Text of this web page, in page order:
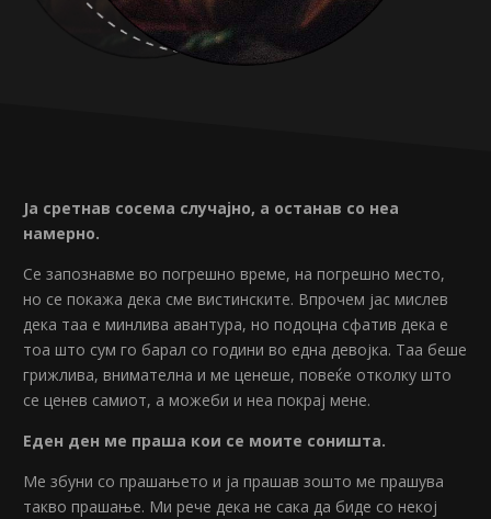
Ја сретнав сосема случајно, а останав со неа
намерно.
Се запознавме во погрешно време, на погрешно место,
но се покажа дека сме вистинските. Впрочем јас мислев
дека таа е минлива авантура, но подоцна сфатив дека е
тоа што сум го барал со години во една девојка. Таа беше
грижлива, внимателна и ме ценеше, повеќе отколку што
се ценев самиот, а можеби и неа покрај мене.
Еден ден ме праша кои се моите соништа.
Ме збуни со прашањето и ја прашав зошто ме прашува
такво прашање. Ми рече дека не сака да биде со некој